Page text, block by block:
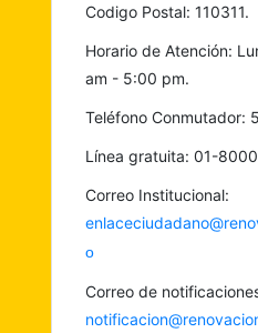
Codigo Postal: 110311.
Horario de Atención:
am - 5:00 pm.
Teléfono Conmutador:
Línea gratuita: 01-
Correo Institucional:
o
Correo de